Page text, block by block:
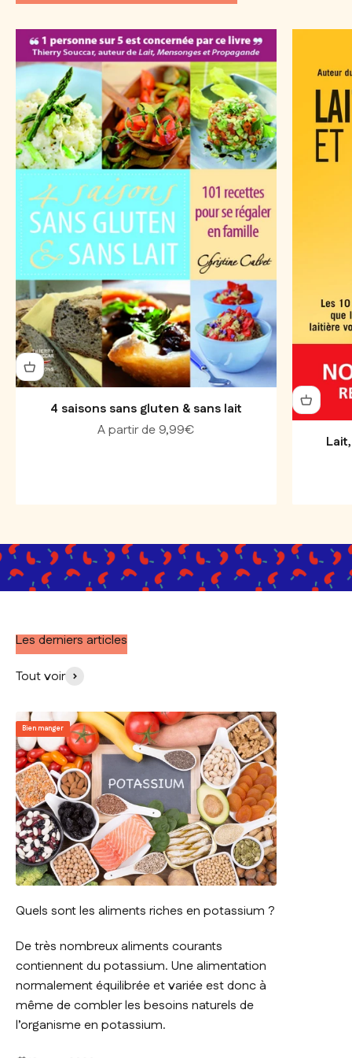
4 saisons sans gluten & sans lait
Prix de vente
A partir de 9,99€
Les derniers articles
Tout voir
Bien manger
Quels sont les aliments riches en potassium ?
De très nombreux aliments courants
contiennent du potassium. Une alimentation
normalement équilibrée et variée est donc à
même de combler les besoins naturels de
l’organisme en potassium.